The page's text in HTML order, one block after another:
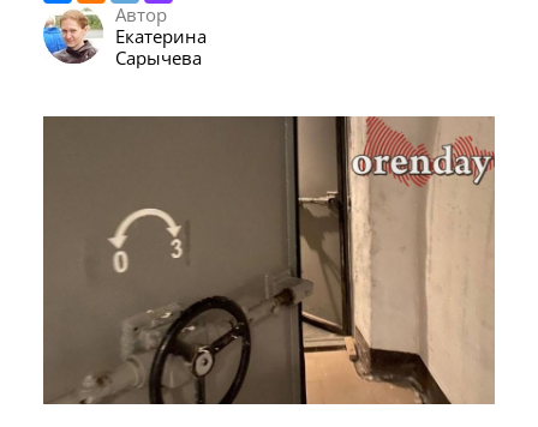
Автор
Екатерина
Сарычева